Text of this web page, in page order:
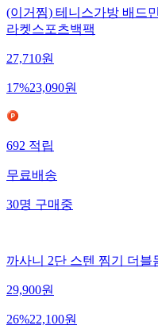
(이거찜) 테니스가방 배드
라켓스포츠백팩
27,710원
17%23,090원
692적립
무료배송
30명구매중
까사니 2단 스텐 찜기 더블
29,900원
26%22,100원